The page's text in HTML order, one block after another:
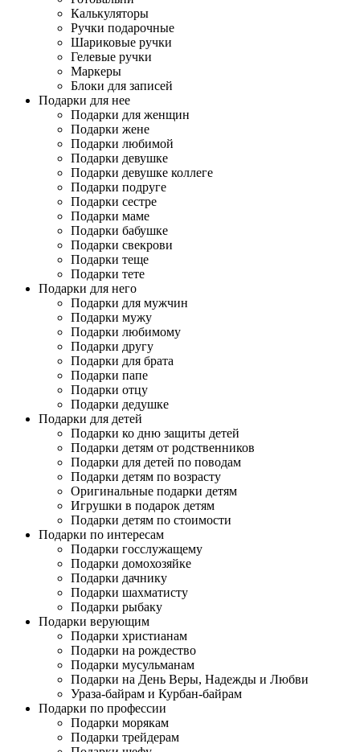
Калькуляторы
Ручки подарочные
Шариковые ручки
Гелевые ручки
Маркеры
Блоки для записей
Подарки для нее
Подарки для женщин
Подарки жене
Подарки любимой
Подарки девушке
Подарки девушке коллеге
Подарки подруге
Подарки сестре
Подарки маме
Подарки бабушке
Подарки свекрови
Подарки теще
Подарки тете
Подарки для него
Подарки для мужчин
Подарки мужу
Подарки любимому
Подарки другу
Подарки для брата
Подарки папе
Подарки отцу
Подарки дедушке
Подарки для детей
Подарки ко дню защиты детей
Подарки детям от родственников
Подарки для детей по поводам
Подарки детям по возрасту
Оригинальные подарки детям
Игрушки в подарок детям
Подарки детям по стоимости
Подарки по интересам
Подарки госслужащему
Подарки домохозяйке
Подарки дачнику
Подарки шахматисту
Подарки рыбаку
Подарки верующим
Подарки христианам
Подарки на рождество
Подарки мусульманам
Подарки на День Веры, Надежды и Любви
Ураза-байрам и Курбан-байрам
Подарки по профессии
Подарки морякам
Подарки трейдерам